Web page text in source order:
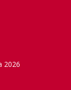
2026